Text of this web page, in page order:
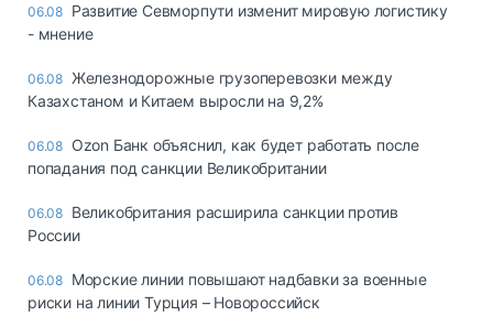
06.08 Развитие Севморпути изменит мировую логистику
- мнение
06.08 Железнодорожные грузоперевозки между
Казахстаном и Китаем выросли на 9,2%
06.08 Ozon Банк объяснил, как будет работать после
попадания под санкции Великобритании
06.08 Великобритания расширила санкции против
России
06.08 Морские линии повышают надбавки за военные
риски на линии Турция – Новороссийск